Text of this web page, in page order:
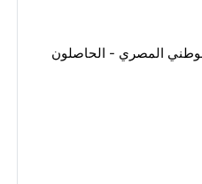
المصري - الحاصلون